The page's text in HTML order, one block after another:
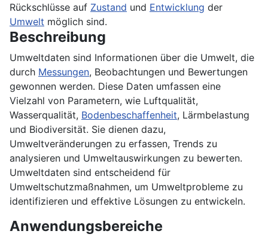
Rückschlüsse auf Zustand und Entwicklung der
Umwelt möglich sind.
Beschreibung
Umweltdaten sind Informationen über die Umwelt, die
durch Messungen, Beobachtungen und Bewertungen
gewonnen werden. Diese Daten umfassen eine
Vielzahl von Parametern, wie Luftqualität,
Wasserqualität, Bodenbeschaffenheit, Lärmbelastung
und Biodiversität. Sie dienen dazu,
Umweltveränderungen zu erfassen, Trends zu
analysieren und Umweltauswirkungen zu bewerten.
Umweltdaten sind entscheidend für
Umweltschutzmaßnahmen, um Umweltprobleme zu
identifizieren und effektive Lösungen zu entwickeln.
Anwendungsbereiche